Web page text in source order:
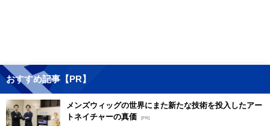
おすすめ記事【PR】
メンズウィッグの世界にまた新たな技術を投入したアー
トネイチャーの真価
[PR]